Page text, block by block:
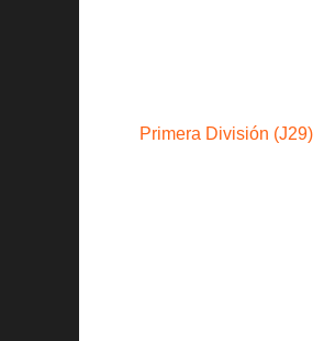
Primera División (J29)